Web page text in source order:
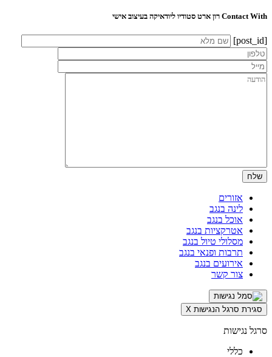
Contact With רון ארט סטודיו ליודאיקה בעיצוב אישי
[post_id]
אזורים
לינה בנגב
אוכל בנגב
אטרקציות בנגב
מסלולי טיול בנגב
תרבות ופנאי בנגב
אירועים בנגב
צור קשר
סגירת סרגל הנגישות X
סרגל נגישות
כללי